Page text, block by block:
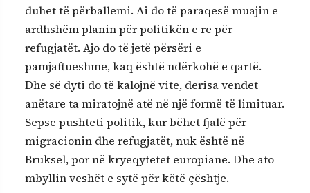
duhet të përballemi. Ai do të paraqesë muajin e
ardhshëm planin për politikën e re për
refugjatët. Ajo do të jetë përsëri e
pamjaftueshme, kaq është ndërkohë e qartë.
Dhe së dyti do të kalojnë vite, derisa vendet
anëtare ta miratojnë atë në një formë të limituar.
Sepse pushteti politik, kur bëhet fjalë për
migracionin dhe refugjatët, nuk është në
Bruksel, por në kryeqytetet europiane. Dhe ato
mbyllin veshët e sytë për këtë çështje.